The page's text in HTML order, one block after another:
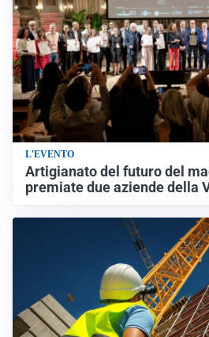
L'EVENTO
Artigianato del futuro del
premiate due aziende della